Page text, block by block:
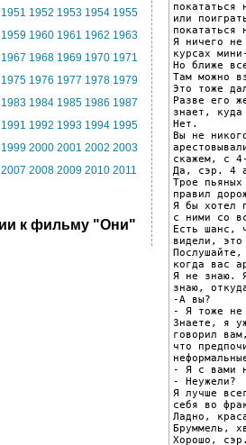
1951 1952 1953 1954 1955
1959 1960 1961 1962 1963
1967 1968 1969 1970 1971
1975 1976 1977 1978 1979
1983 1984 1985 1986 1987
1991 1992 1993 1994 1995
1999 2000 2001 2002 2003
2007 2008 2009 2010 2011
к фильму "Они"
покататься
или
покататься
Я ничего не
курсах
Но ближе
Там можно
Это тоже
Разве его
знает, куда
Нет.
Вы не
скажем, с
Да, сэр. 4
Трое пьяных
правил
Я бы хотел
с ними со
Есть шанс,
видели,
когда вас
Я не знаю.
знаю,
-А вы?
- Я тоже не
Знаете, я
говорил
что
- Я с вами
- Неужели?
Я лучше
себя во
Ладно,
Бруммель,
Хорошо,